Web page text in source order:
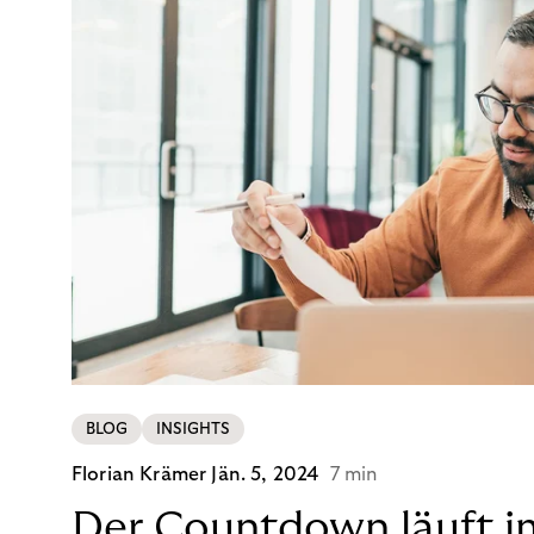
BLOG INSIGHTS
Florian Krämer Jän. 5, 2024 7 min